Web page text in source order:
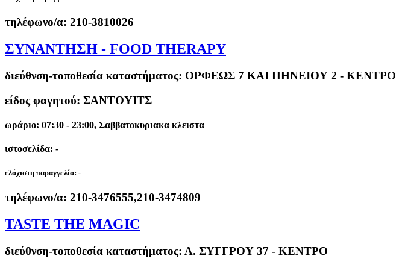
τηλέφωνο/α: 210-3810026
ΣΥΝΑΝΤΗΣΗ - FOOD THERAPY
διεύθνση-τοποθεσία καταστήματος: ΟΡΦΕΩΣ 7 KAI ΠΗΝΕΙΟΥ 2 - ΚΕΝΤΡΟ
είδος φαγητού: ΣΑΝΤΟΥΙΤΣ
ωράριο: 07:30 - 23:00, Σαββατοκυριακα κλειστα
ιστοσελίδα: -
ελάχιστη παραγγελία: -
τηλέφωνο/α: 210-3476555,210-3474809
TASTE THE MAGIC
διεύθνση-τοποθεσία καταστήματος: Λ. ΣΥΓΓΡΟΥ 37 - ΚΕΝΤΡΟ